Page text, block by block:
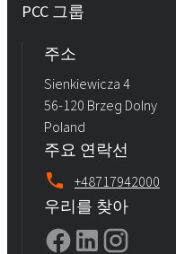
PCC 그룹
주소
Sienkiewicza 4
56-120 Brzeg Dolny
Poland
주요 연락선
+48717942000
우리를 찾아